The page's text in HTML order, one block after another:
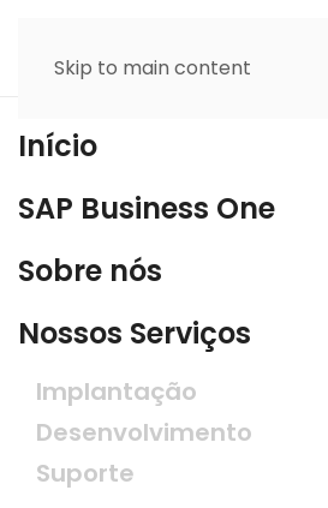
Skip to main content
Início
SAP Business One
Sobre nós
Nossos Serviços
Implantação
Desenvolvimento
Suporte